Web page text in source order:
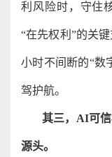
利风险时，守住
“在先权利”的关
小时不间断的“数
驾护航。
其三，AI可
源头。